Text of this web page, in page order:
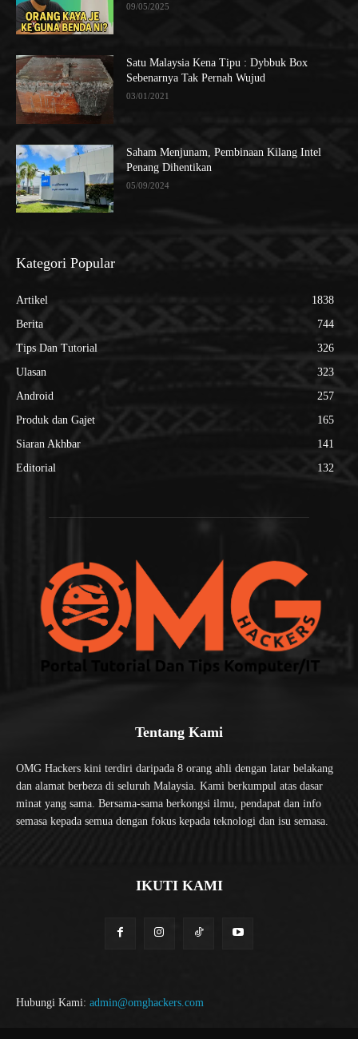
09/05/2025
Satu Malaysia Kena Tipu : Dybbuk Box
Sebenarnya Tak Pernah Wujud
03/01/2021
Saham Menjunam, Pembinaan Kilang Intel
Penang Dihentikan
05/09/2024
Kategori Popular
Artikel
1838
Berita
744
Tips Dan Tutorial
326
Ulasan
323
Android
257
Produk dan Gajet
165
Siaran Akhbar
141
Editorial
132
Tentang Kami
OMG Hackers kini terdiri daripada 8 orang ahli dengan latar belakang
dan alamat berbeza di seluruh Malaysia. Kami berkumpul atas dasar
minat yang sama. Bersama-sama berkongsi ilmu, pendapat dan info
semasa kepada semua dengan fokus kepada teknologi dan isu semasa.
IKUTI KAMI
Hubungi Kami: admin@omghackers.com